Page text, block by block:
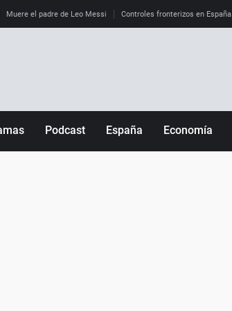
Muere el padre de Leo Messi Controles fronterizos en España
Podcast España Economía